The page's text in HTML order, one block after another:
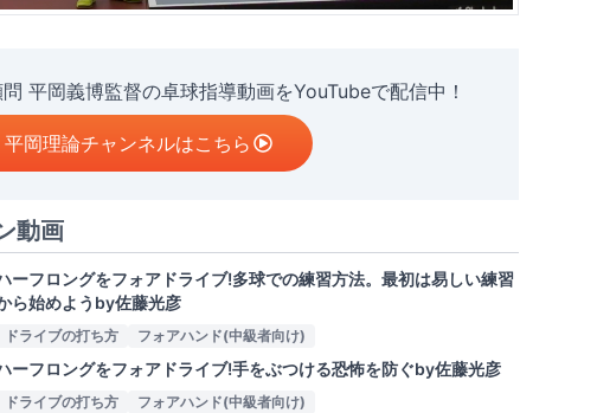
平岡義博監督の卓球指導動画をYouTubeで配信中！
平岡理論チャンネルはこちら
動画
ーフロングをフォアドライブ!多球での練習方法。最初は易しい練習
ら始めようby佐藤光彦
ドライブの打ち方 フォアハンド(中級者向け)
ーフロングをフォアドライブ!手をぶつける恐怖を防ぐby佐藤光彦
ドライブの打ち方 フォアハンド(中級者向け)